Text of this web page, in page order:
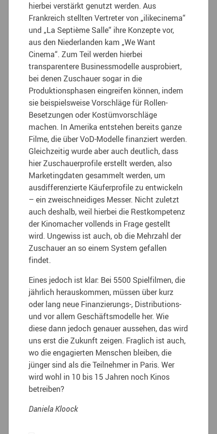
hierbei verstärkt genutzt werden. Aus
Frankreich stellten Vertreter von „ilikecinema“
und „La Septième Salle“ ihre Konzepte vor,
aus den Niederlanden kam „We Want
Cinema“. Zum Teil werden hierbei
transparentere Businessmodelle ausprobiert,
bei denen Zuschauer sogar in die
Produktionsphasen eingreifen können, indem
sie beispielsweise Vorschläge für Rollen-
Besetzungen oder Kostümvorschläge
machen. In Amerika entstehen bereits ganze
Filme, die über VoD-Modelle finanziert werden.
Gleichzeitig wurde aber auch deutlich, dass
hier Zuschauerprofile erstellt werden, also
Marketingdaten gesammelt werden, um
ausdifferenzierte Käuferprofile zu entwickeln
– ein zweischneidiges Messer. Nicht zuletzt
auch deshalb, weil hierbei die Restkompetenz
der Kinomacher vollends in Frage gestellt
wird. Ungewiss ist auch, ob die Mehrzahl der
Zuschauer an so einem System gefallen
findet.
Eines jedoch ist klar: Bei 5500 Spielfilmen, die
jährlich herauskommen, müssen über kurz
oder lang neue Finanzierungs-, Distributions-
und vor allem Geschäftsmodelle her. Wie
diese dann jedoch genauer aussehen, das wird
uns erst die Zukunft zeigen. Fraglich ist auch,
wo die engagierten Menschen bleiben, die
jünger sind als die Teilnehmer in Paris. Wer
wird wohl in 10 bis 15 Jahren noch Kinos
betreiben?
Daniela Kloock